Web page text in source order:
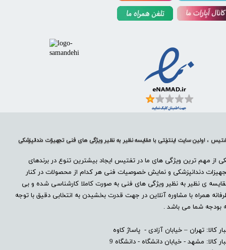
، اولین سایت اینترنتی با مقایسه نظیر به نظیر ویژگی های فنی تجهیزات دندانپزشکی
از مهم ترین ویژگی های ما در تفتیس ایجاد بیشترین تنوع در برندهای
دندانپزشکی و نمایش خصوصیات فنی هر کدام از محصولات در کنار
ی نظیر به نظیر ویژگی های فنی به صورت کاملا کارشناسی شده و بی
همراه با مشاوره آنلاین در جهت قدرت بخشیدن به انتخابی دقیق با توجه
بودجه شما می باشد .
کالا: تهران – خیابان آزادی - پاساژ کاوه
کالا: مشهد - خیابان دانشگاه - دانشگاه 9